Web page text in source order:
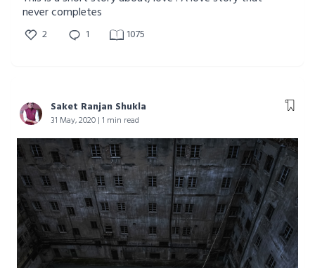
never completes
2 1 1075
Saket Ranjan Shukla
31 May, 2020 | 1 min read